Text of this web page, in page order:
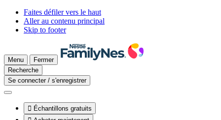
Faites défiler vers le haut
Aller au contenu principal
Skip to footer
Menu
Fermer
Recherche
Se connecter / s'enregistrer
 Échantillons gratuits